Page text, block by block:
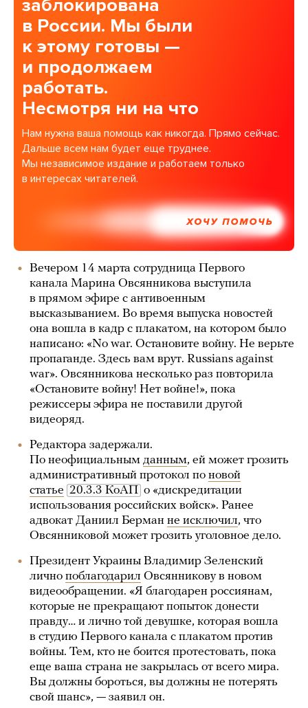
заблокирована
в России. Мы были
к этому готовы —
и продолжаем
работать.
Несмотря ни на что
Нам нужна ваша помощь как никогда. Прямо сейчас.
Дальше всем нам будет еще труднее.
Мы независимое издание и работаем только
в интересах читателей.
ХОЧУ ПОМОЧЬ
Вечером 14 марта сотрудница Первого
канала Марина Овсянникова выступила
в прямом эфире с антивоенным
высказыванием. Во время выпуска новостей
она вошла в кадр с плакатом, на котором было
написано: «No war. Остановите войну. Не верьте
пропаганде. Здесь вам врут. Russians against
war». Овсянникова несколько раз повторила
«Остановите войну! Нет войне!», пока
режиссеры эфира не поставили другой
видеоряд.
Редактора задержали.
По неофициальным данным, ей может грозить
административный протокол по новой
статье 20.3.3 КоАП о «дискредитации
использования российских войск». Ранее
адвокат Даниил Берман не исключил, что
Овсянниковой может грозить уголовное дело.
Президент Украины Владимир Зеленский
лично поблагодарил Овсянникову в новом
видеообращении. «Я благодарен россиянам,
которые не прекращают попыток донести
правду… и лично той девушке, которая вошла
в студию Первого канала с плакатом против
войны. Тем, кто не боится протестовать, пока
еще ваша страна не закрылась от всего мира.
Вы должны бороться, вы должны не потерять
свой шанс», — заявил он.